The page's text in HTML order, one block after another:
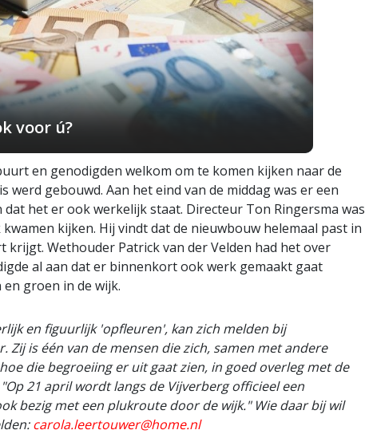
voor ú?
en genodigden welkom om te komen kijken naar de
werd gebouwd. Aan het eind van de middag was er een
het er ook werkelijk staat. Directeur Ton Ringersma was
kijken. Hij vindt dat de nieuwbouw helemaal past in
krijgt. Wethouder Patrick van der Velden had het over
al aan dat er binnenkort ook werk gemaakt gaat
groen in de wijk.
en figuurlijk 'opfleuren', kan zich melden bij
is één van de mensen die zich, samen met andere
die begroeiing er uit gaat zien, in goed overleg met de
21 april wordt langs de Vijverberg officieel een
bezig met een plukroute door de wijk." Wie daar bij wil
carola.leertouwer@home.nl